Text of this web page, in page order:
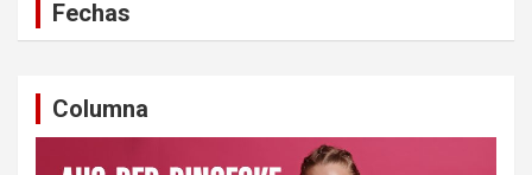
Fechas
Columna